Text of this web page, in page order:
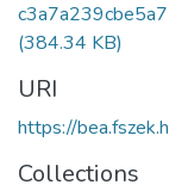
(384.34 KB)
URI
https://
Collections